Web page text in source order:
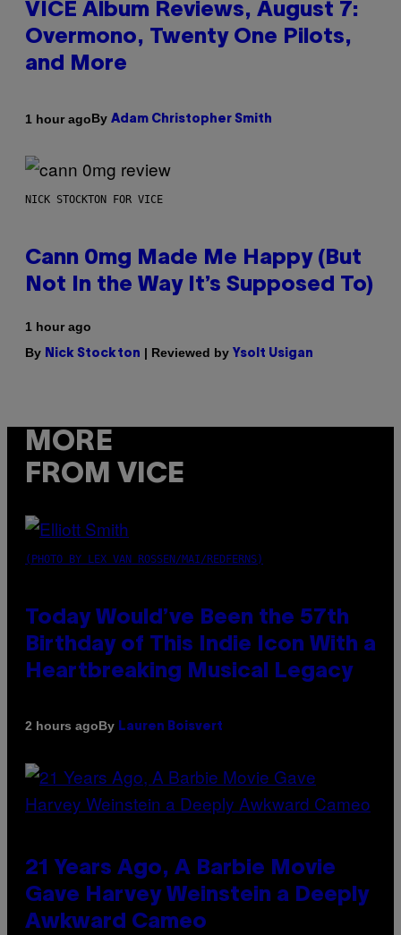
VICE Album Reviews, August 7:
Overmono, Twenty One Pilots,
and More
1 hour agoBy Adam Christopher Smith
NICK STOCKTON FOR VICE
Cann 0mg Made Me Happy (But
Not In the Way It’s Supposed To)
1 hour ago
By Nick Stockton | Reviewed by Ysolt Usigan
MORE
FROM VICE
(PHOTO BY LEX VAN ROSSEN/MAI/REDFERNS)
Today Would’ve Been the 57th
Birthday of This Indie Icon With a
Heartbreaking Musical Legacy
2 hours agoBy Lauren Boisvert
21 Years Ago, A Barbie Movie
Gave Harvey Weinstein a Deeply
Awkward Cameo